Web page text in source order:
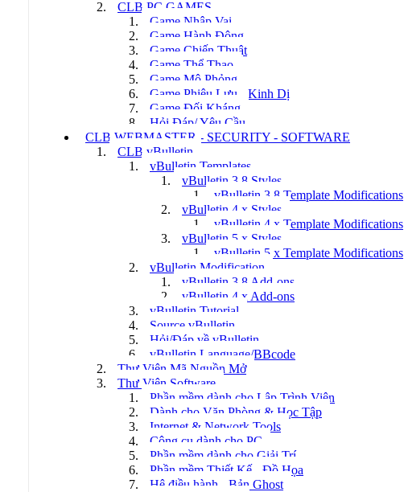
CLB PC GAMES
Game Nhập Vai
Game Hành Động
Game Chiến Thuật
Game Thể Thao
Game Mô Phỏng
Game Phiêu Lưu - Kinh Dị
Game Đối Kháng
Hỏi Đáp/ Yêu Cầu
CLB WEBMASTER - SECURITY - SOFTWARE
CLB vBulletin
vBulletin Templates
vBulletin 3.8 Styles
vBulletin 3.8 Template Modifications
vBulletin 4.x Styles
vBulletin 4.x Template Modifications
vBulletin 5.x Styles
vBulletin 5.x Template Modifications
vBulletin Modification
vBulletin 3.8 Add-ons
vBulletin 4.x Add-ons
vBulletin Tutorial
Source vBulletin
Hỏi/Đáp về vBulletin
vBulletin Language/BBcode
Thư Viện Mã Nguồn Mở
Thư Viện Software
Phần mềm dành cho Lập Trình Viên
Dành cho Văn Phòng & Học Tập
Internet & Network Tools
Công cụ dành cho PC
Phần mềm dành cho Giải Trí
Phần mềm Thiết Kế - Đồ Họa
Hệ điều hành - Bản Ghost